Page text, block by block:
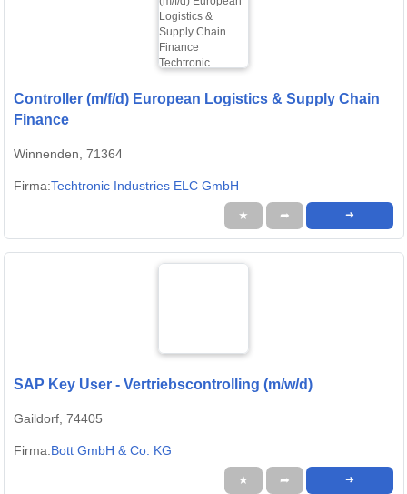
Controller (m/f/d) European Logistics & Supply Chain
Finance
Winnenden, 71364
Firma:Techtronic Industries ELC GmbH
★ ➦ ➜
SAP Key User - Vertriebscontrolling (m/w/d)
Gaildorf, 74405
Firma:Bott GmbH & Co. KG
★ ➦ ➜